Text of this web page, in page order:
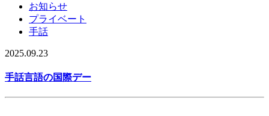
お知らせ
プライベート
手話
2025.09.23
手話言語の国際デー